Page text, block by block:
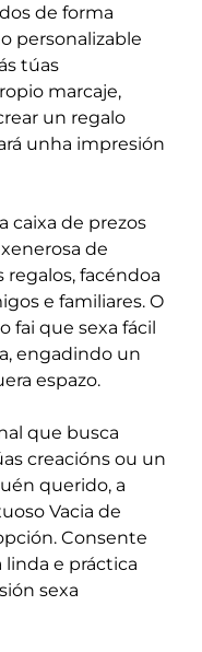
de forma
personalizable
túas
marcaje,
un regalo
unha impresión
caixa de prezos
de
facéndoa
e familiares. O
fai que sexa fácil
engadindo un
espazo.
que busca
creacións ou un
querido, a
Vacia de
Consente
linda e práctica
sexa